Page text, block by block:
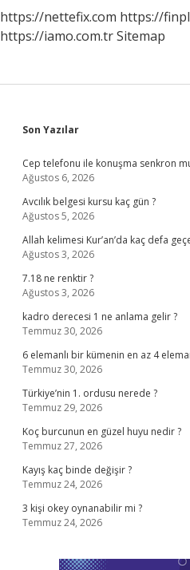
https://nettefix.com https://
https://iamo.com.trSitemap
Sidebar
Son Yazılar
Cep telefonu ile konuşma senkron
Ağustos 6, 2026
Avcılık belgesi kursu kaç gün ?
Ağustos 5, 2026
Allah kelimesi Kur’an’da kaç defa
Ağustos 3, 2026
7.18 ne renktir ?
Ağustos 3, 2026
kadro derecesi 1 ne anlama gelir ?
Temmuz 30, 2026
6 elemanlı bir kümenin en az 4
Temmuz 30, 2026
Türkiye’nin 1. ordusu nerede ?
Temmuz 29, 2026
Koç burcunun en güzel huyu nedir ?
Temmuz 27, 2026
Kayış kaç binde değişir ?
Temmuz 24, 2026
3 kişi okey oynanabilir mi ?
Temmuz 24, 2026